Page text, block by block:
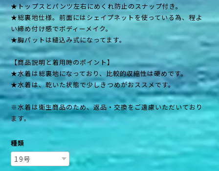
★トップスとパンツ左右にめくれ防止のスナップ付き。
★総裏地仕様。前面にはシェイプネットを使っている為、程よ
い締め付け感でボディーメイク。
★胸パットは縫込み式になってます。
【商品説明と着用時のポイント】
★水着は総裏地になっており、比較的収縮性は硬めです。
★水着は、乾いた状態で少しきつめがおススメです。
※水着は衛生商品のため、返品・交換をご遠慮いただいており
ます。
種類